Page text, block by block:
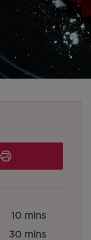
10 mins
30 mins